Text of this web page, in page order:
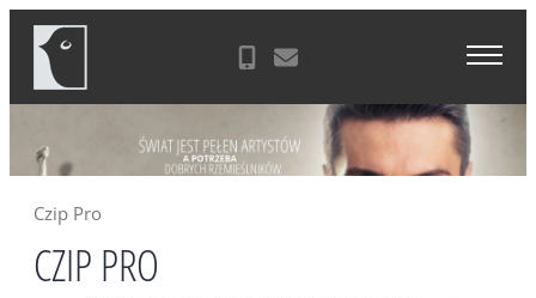
Skip
content
Agencja Reklamowa Zielona Góra
Czip Pro
CZIP PRO